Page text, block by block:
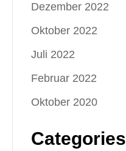
Dezember 2022
Oktober 2022
Juli 2022
Februar 2022
Oktober 2020
Categories